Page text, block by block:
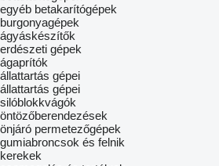
egyéb betakarítógépek
burgonyagépek
ágyáskészítők
erdészeti gépek
ágaprítók
állattartás gépei
állattartás gépei
silóblokkvágók
öntözőberendezések
önjáró permetezőgépek
gumiabroncsok és felnik
kerekek